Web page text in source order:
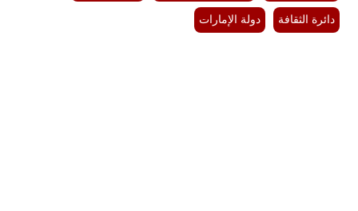
دائرة الثقافة دولة الإمارات